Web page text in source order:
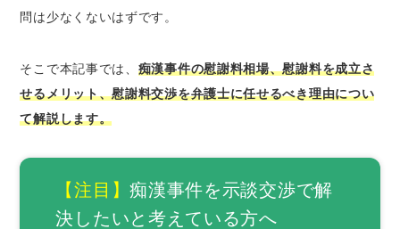
不起訴処分で痴漢事件を解決できる可能性が
高まる
裁判になったとしても刑が軽くなる可能性が
痴漢の慰謝料（示談）交渉を弁護士に依頼すべ
き4つの理由
問は少なくないはずです。
そこで本記事では、 痴漢事件の慰謝料相場、慰謝料を成立さ
せるメリット、慰謝料交渉を弁護士に任せるべき理由につい
て解説します。
【注目】痴漢事件を示談交渉で解
決したいと考えている方へ